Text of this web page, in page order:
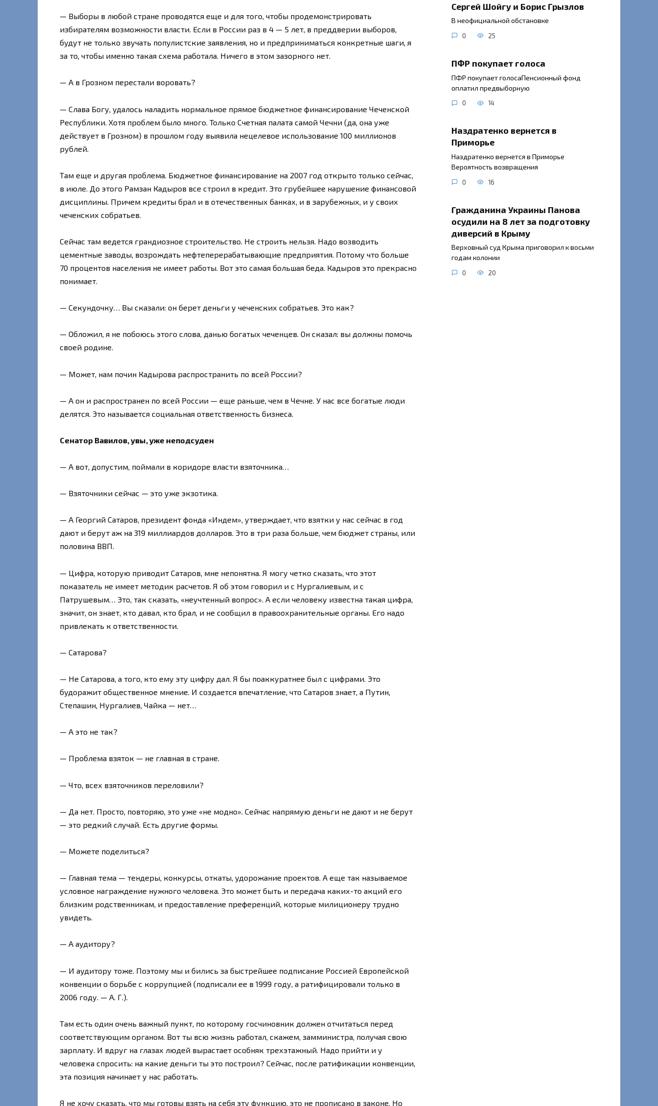
— Выборы в любой стране проводятся еще и для того, чтобы продемонстрировать
избирателям возможности власти. Если в России раз в 4 — 5 лет, в преддверии выборов,
будут не только звучать популистские заявления, но и предприниматься конкретные шаги, я
за то, чтобы именно такая схема работала. Ничего в этом зазорного нет.
— А в Грозном перестали воровать?
— Слава Богу, удалось наладить нормальное прямое бюджетное финансирование Чеченской
Республики. Хотя проблем было много. Только Счетная палата самой Чечни (да, она уже
действует в Грозном) в прошлом году выявила нецелевое использование 100 миллионов
рублей.
Там еще и другая проблема. Бюджетное финансирование на 2007 год открыто только сейчас,
в июле. До этого Рамзан Кадыров все строил в кредит. Это грубейшее нарушение финансовой
дисциплины. Причем кредиты брал и в отечественных банках, и в зарубежных, и у своих
чеченских собратьев.
Сейчас там ведется грандиозное строительство. Не строить нельзя. Надо возводить
цементные заводы, возрождать нефтеперерабатывающие предприятия. Потому что больше
70 процентов населения не имеет работы. Вот это самая большая беда. Кадыров это прекрасно
понимает.
— Секундочку… Вы сказали: он берет деньги у чеченских собратьев. Это как?
— Обложил, я не побоюсь этого слова, данью богатых чеченцев. Он сказал: вы должны помочь
своей родине.
— Может, нам почин Кадырова распространить по всей России?
— А он и распространен по всей России — еще раньше, чем в Чечне. У нас все богатые люди
делятся. Это называется социальная ответственность бизнеса.
Сенатор Вавилов, увы, уже неподсуден
— А вот, допустим, поймали в коридоре власти взяточника…
— Взяточники сейчас — это уже экзотика.
— А Георгий Сатаров, президент фонда «Индем», утверждает, что взятки у нас сейчас в год
дают и берут аж на 319 миллиардов долларов. Это в три раза больше, чем бюджет страны, или
половина ВВП.
— Цифра, которую приводит Сатаров, мне непонятна. Я могу четко сказать, что этот
показатель не имеет методик расчетов. Я об этом говорил и с Нургалиевым, и с
Патрушевым… Это, так сказать, «неучтенный вопрос». А если человеку известна такая цифра,
значит, он знает, кто давал, кто брал, и не сообщил в правоохранительные органы. Его надо
привлекать к ответственности.
— Сатарова?
— Не Сатарова, а того, кто ему эту цифру дал. Я бы поаккуратнее был с цифрами. Это
будоражит общественное мнение. И создается впечатление, что Сатаров знает, а Путин,
Степашин, Нургалиев, Чайка — нет…
— А это не так?
— Проблема взяток — не главная в стране.
— Что, всех взяточников переловили?
— Да нет. Просто, повторяю, это уже «не модно». Сейчас напрямую деньги не дают и не берут
— это редкий случай. Есть другие формы.
— Можете поделиться?
— Главная тема — тендеры, конкурсы, откаты, удорожание проектов. А еще так называемое
условное награждение нужного человека. Это может быть и передача каких-то акций его
близким родственникам, и предоставление преференций, которые милиционеру трудно
увидеть.
— А аудитору?
— И аудитору тоже. Поэтому мы и бились за быстрейшее подписание Россией Европейской
конвенции о борьбе с коррупцией (подписали ее в 1999 году, а ратифицировали только в
2006 году. — А. Г.).
Там есть один очень важный пункт, по которому госчиновник должен отчитаться перед
соответствующим органом. Вот ты всю жизнь работал, скажем, замминистра, получая свою
зарплату. И вдруг на глазах людей вырастает особняк трехэтажный. Надо прийти и у
человека спросить: на какие деньги ты это построил? Сейчас, после ратификации конвенции,
эта позиция начинает у нас работать.
Я не хочу сказать, что мы готовы взять на себя эту функцию, это не прописано в законе. Но
Сергей Шойгу и Борис Грызлов
В неофициальной обстановке
0 25
ПФР покупает голоса
ПФР покупает голосаПенсионный фонд
оплатил предвыборную
0 14
Наздратенко вернется в
Приморье
Наздратенко вернется в Приморье
Вероятность возвращения
0 16
Гражданина Украины Панова
осудили на 8 лет за подготовку
диверсий в Крыму
Верховный суд Крыма приговорил к восьми
годам колонии
0 20